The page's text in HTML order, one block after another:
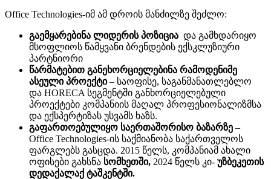
Office Technologies-იმ ამ დროის მანძილზე შეძლო:
გაემყარებინა ლიდერის პოზიცია და გამხდარიყო
მსოფლიოს წამყვანი ბრენდების ექსკლუზიური
პარტნიორი
წარმატებით განეხორციელებინა რამოდენიმე
ასეული პროექტი– საოფისე, საგანმანათლებლო
და HORECA სეგმენტში განხორციელებული
პროექტები კომპანიის მაღალ პროფესიონალიზმსა
და ექსპერტიზას უსვამს ხაზს.
გაფართოებულიყო საერთაშორისო ბაზარზე –
Office Technologies-ის საქმიანობა საქართველოს
ფარგლებს გასცდა. 2015 წელს, კომპანიამ ახალი
ოფისები გახსნა სომხეთში, 2024 წელს კი- უზბეკეთის
დედაქალაქ ტაშკენტში.